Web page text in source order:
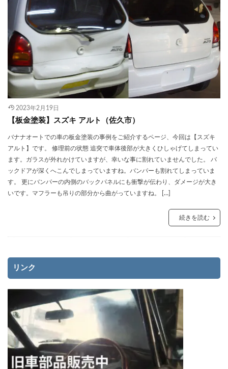
2023年2月19日
【板金塗装】スズキ アルト（佐久市）
バナナオートでの車の板金塗装の事例をご紹介するページ、今回は【スズキ
アルト】です。 修理前の状態 追突で車体後部が大きくひしゃげてしまってい
ます。ガラスが外れかけていますが、幸いな事に割れていませんでした。 バ
ックドアが深くへこんでしまっていますね。バンパーも割れてしまっていま
す。 更にバンパーの内側のバックパネルにも衝撃が伝わり、ダメージが大き
いです。マフラーも吊りの部分から曲がっていますね。 […]
続きを読む
リンク